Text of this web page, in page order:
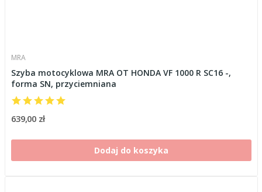
MRA
Szyba motocyklowa MRA OT HONDA VF 1000 R SC16 -,
forma SN, przyciemniana
639,00 zł
Dodaj do koszyka